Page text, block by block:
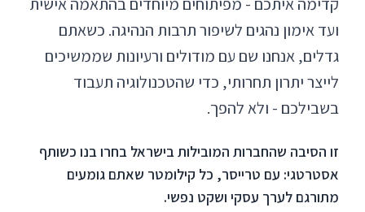
ועד אימון נהגים לשיפור תרבות הנהיגה. כשאתם
גדלים, אנחנו שם עם מודולים ורעיונות שממשיכים
לייצר יתרון תחרותי, כדי שהטכנולוגיה תעבוד
בשבילכם - ולא להפך.
זו הסיבה שהחברות המובילות בישראל בחרו בנו כשותף
אסטרטגי: עם טרייסר, כל קילומטר שאתם גומעים
מתורגם לערך עסקי ושקט נפשי.